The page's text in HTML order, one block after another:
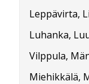
Leppävirta,
Luhanka,
Vilppula,
Miehikkälä,